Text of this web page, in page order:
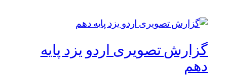
گزارش تصویری اردو یزد پایه
دهم